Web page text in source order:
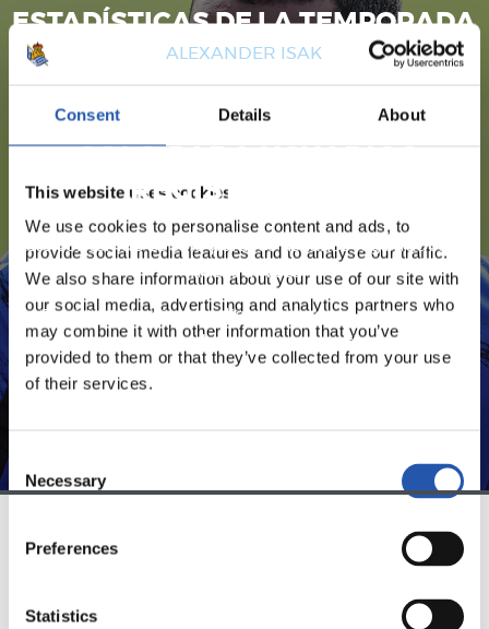
Consent Details About
This website uses cookies
We use cookies to personalise content and ads, to
provide social media features and to analyse our traffic.
We also share information about your use of our site with
our social media, advertising and analytics partners who
may combine it with other information that you’ve
provided to them or that they’ve collected from your use
of their services.
Consent
Selection
Necessary
Preferences
Statistics
ESTADÍSTICAS DE LA TEMPORADA
ALEXANDER ISAK
REGISTRADOS!
Este contenido es solo para los usuarios registrados en
nuestra web.
Regístrate haciendo clic en elLoginy disfruta de
contenido exclusivo para ti.